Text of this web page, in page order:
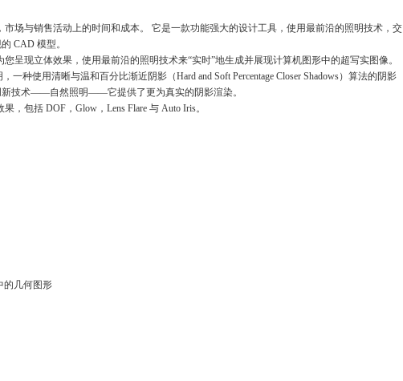
市场与销售活动上的时间和成本。 它是一款功能强大的设计工具，使用最前沿的照明技术，交
CAD 模型。
呈现立体效果，使用最前沿的照明技术来“实时”地生成并展现计算机图形中的超写实图像。
一种使用清晰与温和百分比渐近阴影（Hard and Soft Percentage Closer Shadows）算法的阴影
新技术——自然照明——它提供了更为真实的阴影渲染。
，包括 DOF，Glow，Lens Flare 与 Auto Iris。
的几何图形